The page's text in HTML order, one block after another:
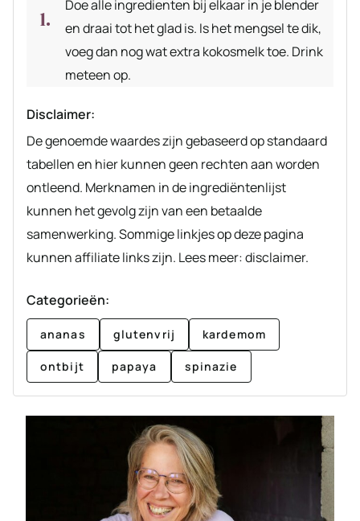
Doe alle ingredienten bij elkaar in je blender
en draai tot het glad is. Is het mengsel te dik,
voeg dan nog wat extra kokosmelk toe. Drink
meteen op.
Disclaimer:
De genoemde waardes zijn gebaseerd op standaard
tabellen en hier kunnen geen rechten aan worden
ontleend. Merknamen in de ingrediëntenlijst
kunnen het gevolg zijn van een betaalde
samenwerking. Sommige linkjes op deze pagina
kunnen affiliate links zijn. Lees meer: disclaimer.
Categorieën:
ananas glutenvrij kardemom
ontbijt papaya spinazie